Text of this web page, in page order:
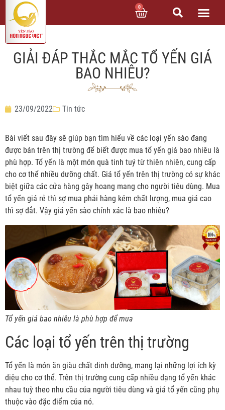
0
GIẢI ĐÁP THẮC MẮC TỔ YẾN GIÁ
BAO NHIÊU?
23/09/2022 Tin tức
Bài viết sau đây sẽ giúp bạn tìm hiểu về các loại yến sào đang
được bán trên thị trường để biết được mua tổ yến giá bao nhiêu là
phù hợp. Tổ yến là một món quà tinh tuý từ thiên nhiên, cung cấp
cho cơ thể nhiều dưỡng chất. Giá tổ yến trên thị trường có sự khác
biệt giữa các cửa hàng gây hoang mang cho người tiêu dùng. Mua
tổ yến giá rẻ thì sợ mua phải hàng kém chất lượng, mua giá cao
thì sợ đắt. Vậy giá yến sào chính xác là bao nhiêu?
Tổ yến giá bao nhiêu là phù hợp để mua
Các loại tổ yến trên thị trường
Tổ yến là món ăn giàu chất dinh dưỡng, mang lại những lợi ích kỳ
diệu cho cơ thể. Trên thị trường cung cấp nhiều dạng tổ yến khác
nhau tuỳ theo nhu cầu của người tiêu dùng và giá tổ yến cũng phụ
thuộc vào đặc điểm của nó.